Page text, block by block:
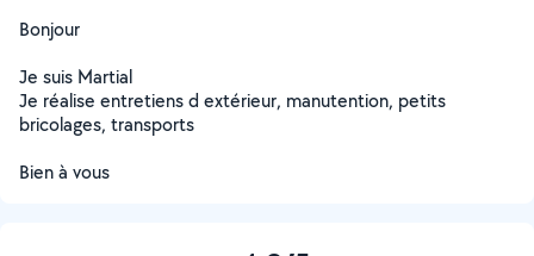
Bonjour
Je suis Martial
Je réalise entretiens d extérieur, manutention, petits
bricolages, transports
Bien à vous